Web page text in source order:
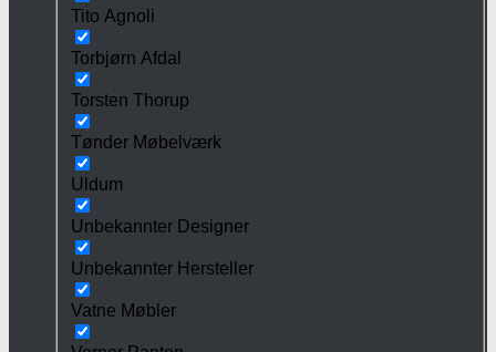
Tito Agnoli
Torbjørn Afdal
Torsten Thorup
Tønder Møbelværk
Uldum
Unbekannter Designer
Unbekannter Hersteller
Vatne Møbler